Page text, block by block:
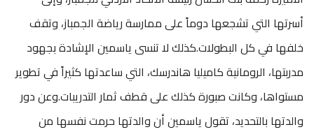
أسرتها التي تشجعها دوماً على ممارسة رياضة الجمباز، وتقف
خلفها في كل البطولات.كذلك لا تنسى ياسمين الإشادة بجهود
مدربتها، الرومانية كاميليا هاندرسك، التي ساعدتها كثيراً في تطوير
مستواها، وكانت صبورة كذلك على قطف ثمار التدريبات.وعن دور
والدتها بالتحديد، تقول ياسمين أن والدتها حرمت نفسها من